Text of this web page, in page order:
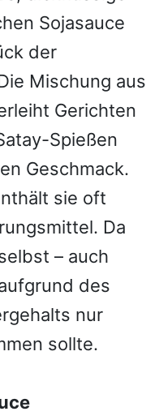
Sojasauce
der
Mischung aus
Gerichten
Spießen
Geschmack.
sie oft
Da
– auch
des
nur
sollte.